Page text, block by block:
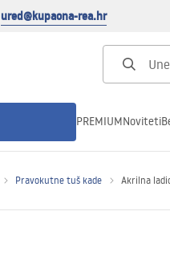
ured@kupaona-rea.hr
PREMIUMNoviteti
Pravokutne tuš kade Akrilna